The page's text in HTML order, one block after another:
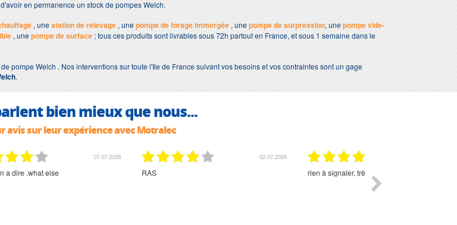
en permanence un stock de pompes Welch.
, unestation de relevage , unepompe de forage immergée , unepompe de surpression, unepompe vide-
, unepompe de surface ; tous ces produits sont livrables sous 72h partout en France, et sous 1 semaine dans le
pompe Welch . Nos interventions sur toute l'Ile de France suivant vos besoins et vos contraintes sont un gage
.
bien mieux que nous...
avis sur leur expérience avec Motralec
02.07.2026
rien à signaler, très content
01.07.2026